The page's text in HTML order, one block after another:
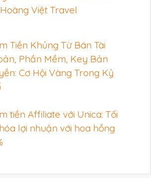
Việt Travel
Tiền Khủng Từ Bán Tài
Phần Mềm, Key Bản
Cơ Hội Vàng Trong Kỷ
tiền Affiliate với Unica: Tối
lợi nhuận với hoa hồng